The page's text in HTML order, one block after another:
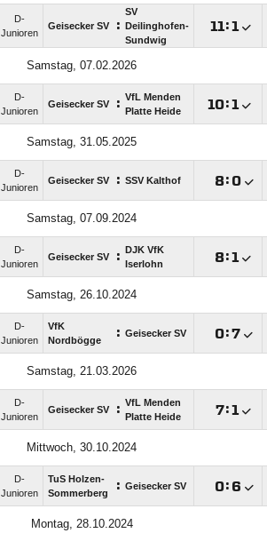
D-
Junioren
Geisecker SV :
SV
Deilinghofen-
Sundwig
:
Samstag, 07.02.2026
D-
Junioren
Geisecker SV : VfL Menden
Platte Heide
:
Samstag, 31.05.2025
D-
Junioren
Geisecker SV : SSV Kalthof : 
Samstag, 07.09.2024
D-
Junioren
Geisecker SV :
DJK VfK
Iserlohn
:
Samstag, 26.10.2024
D-
Junioren
VfK
Nordbögge
: Geisecker SV :
Samstag, 21.03.2026
D-
Junioren
Geisecker SV : VfL Menden
Platte Heide
:
Mittwoch, 30.10.2024
D-
Junioren
TuS Holzen-
Sommerberg
: Geisecker SV : 
Montag, 28.10.2024